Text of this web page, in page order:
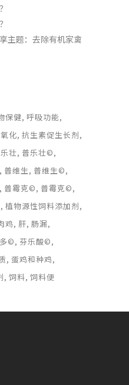
主题：去除有机家禽
保健 呼吸功能
化 抗生素促生长剂
壮 普乐壮©
普维生 普维生©
普霉克© 普霉克©
植物源性饲料添加剂
鸡 肝 肠漏
© 芬乐酸©
蛋鸡和种鸡
饲料 饲料便